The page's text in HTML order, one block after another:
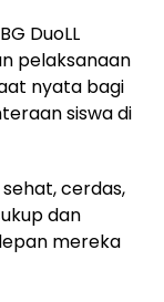
DuoLL
pelaksanaan
nyata bagi
siswa di
cerdas,
dan
mereka